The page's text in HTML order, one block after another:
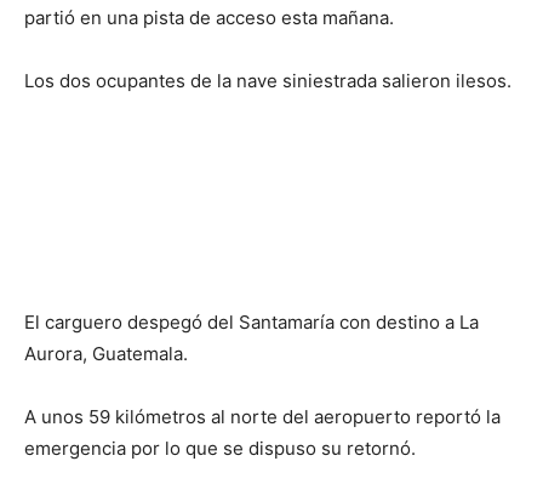
partió en una pista de acceso esta mañana.
Los dos ocupantes de la nave siniestrada salieron ilesos.
El carguero despegó del Santamaría con destino a La
Aurora, Guatemala.
A unos 59 kilómetros al norte del aeropuerto reportó la
emergencia por lo que se dispuso su retornó.